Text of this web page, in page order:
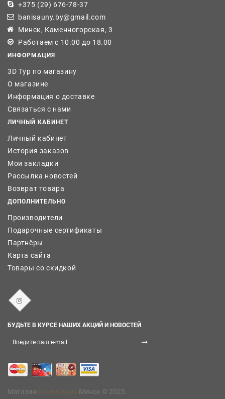
+375 (29) 676-78-37
banisauny.by@gmail.com
Минск, Каменногорская, 3
Работаем с 10.00 до 18.00
ИНФОРМАЦИЯ
3D Тур по магазину
О магазине
Информация о доставке
Связаться с нами
ЛИЧНЫЙ КАБИНЕТ
Личный кабинет
История заказов
Мои закладки
Рассылка новостей
Возврат товара
ДОПОЛНИТЕЛЬНО
Производители
Подарочные сертификаты
Партнёры
Карта сайта
Товары со скидкой
БУДЬТЕ В КУРСЕ НАШИХ АКЦИЙ И НОВОСТЕЙ
Магазин Минск © 2025